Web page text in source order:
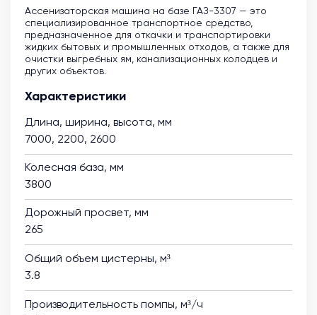
Ассенизаторская машина на базе ГАЗ-3307 — это
специализированное транспортное средство,
предназначенное для откачки и транспортировки
жидких бытовых и промышленных отходов, а также для
очистки выгребных ям, канализационных колодцев и
других объектов.
Характеристики
Длина, ширина, высота, мм
7000, 2200, 2600
Колесная база, мм
3800
Дорожный просвет, мм
265
Общий объем цистерны, м³
3.8
Производительность помпы, м³/ч